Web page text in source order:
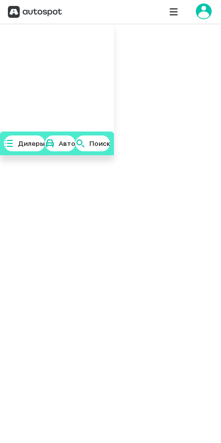
Дилеры Авто Поиск